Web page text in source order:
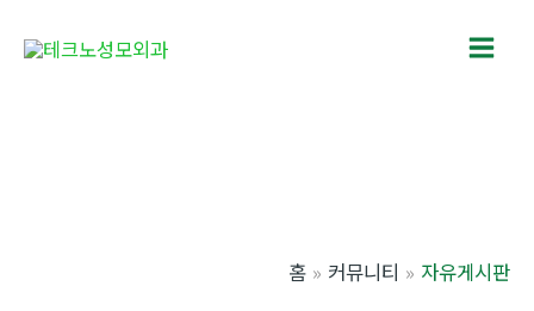
Main
홈 커뮤니티 자유게시판